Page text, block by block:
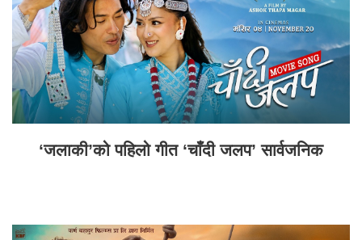
‘जलाकी’को पहिलो गीत ‘चाँदी जलप’ सार्वजनिक